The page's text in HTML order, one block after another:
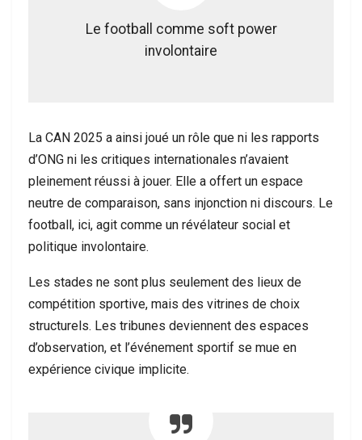
Le football comme soft power
involontaire
La CAN 2025 a ainsi joué un rôle que ni les rapports
d’ONG ni les critiques internationales n’avaient
pleinement réussi à jouer. Elle a offert un espace
neutre de comparaison, sans injonction ni discours. Le
football, ici, agit comme un révélateur social et
politique involontaire.
Les stades ne sont plus seulement des lieux de
compétition sportive, mais des vitrines de choix
structurels. Les tribunes deviennent des espaces
d’observation, et l’événement sportif se mue en
expérience civique implicite.